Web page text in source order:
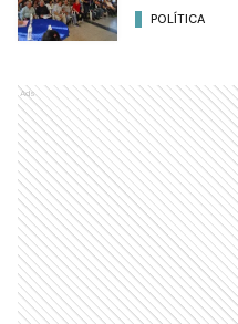
POLÍTICA
Ads